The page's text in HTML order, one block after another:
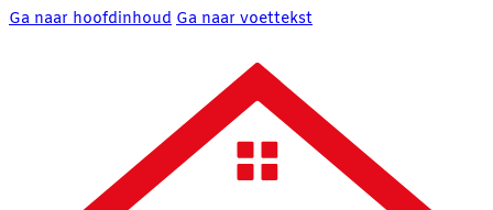
Ga naar hoofdinhoud Ga naar voettekst